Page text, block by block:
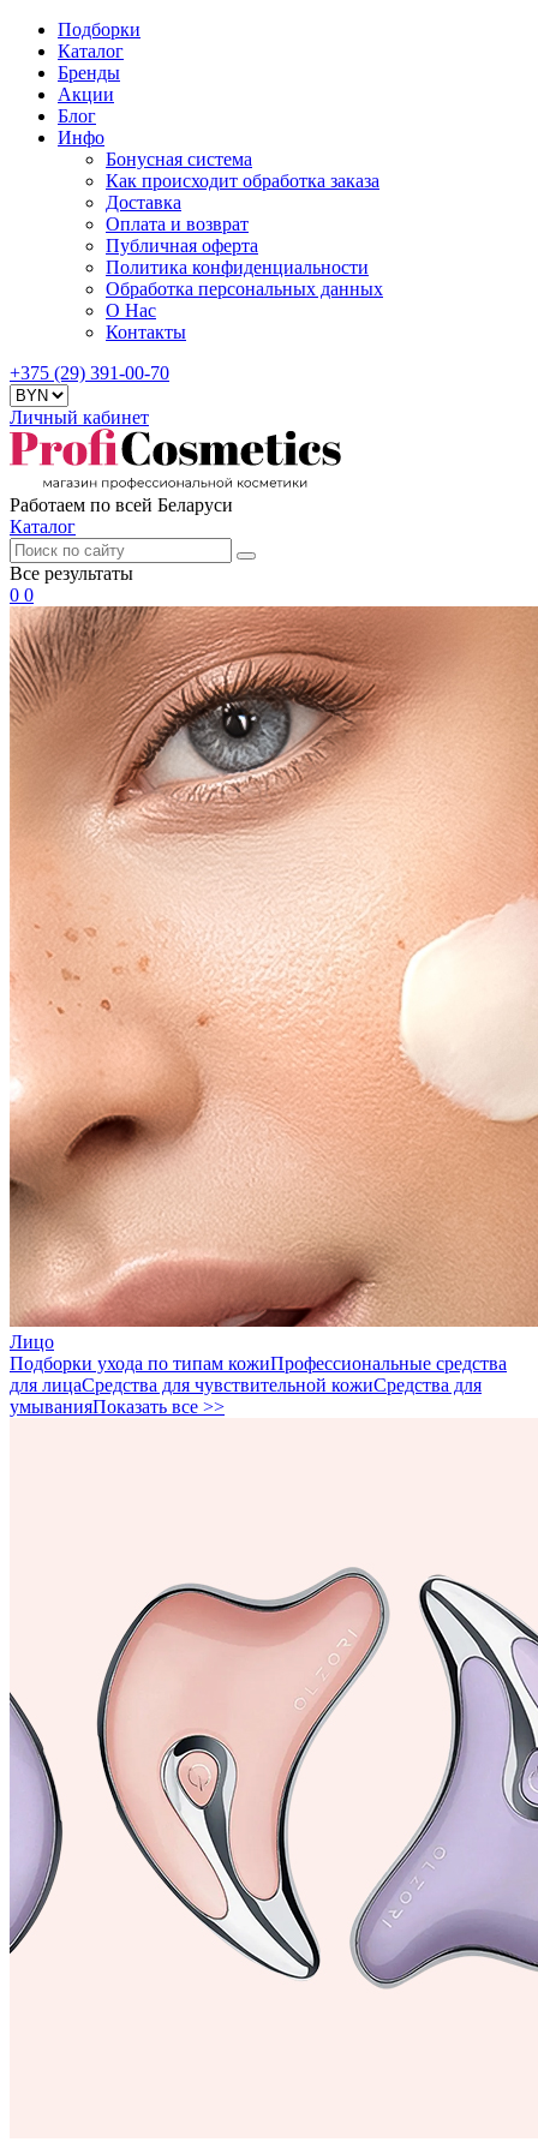
Подборки
Каталог
Бренды
Акции
Блог
Инфо
Бонусная система
Как происходит обработка заказа
Доставка
Оплата и возврат
Публичная оферта
Политика конфиденциальности
Обработка персональных данных
О Нас
Контакты
+375 (29) 391-00-70
Личный кабинет
Работаем по всей Беларуси
Каталог
Все результаты
0 0
Лицо
Подборки ухода по типам кожиПрофессиональные средства
для лицаСредства для чувствительной кожиСредства для
умыванияПоказать все >>